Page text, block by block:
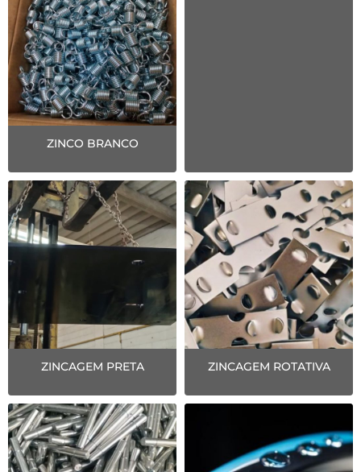
ZINCO BRANCO
ZINCAGEM PRETA ZINCAGEM ROTATIVA